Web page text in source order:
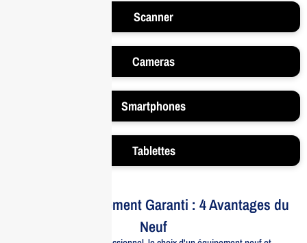
Scanner
Cameras
Smartphones
Tablettes
Votre Investissement Garanti : 4 Avantages du
Neuf